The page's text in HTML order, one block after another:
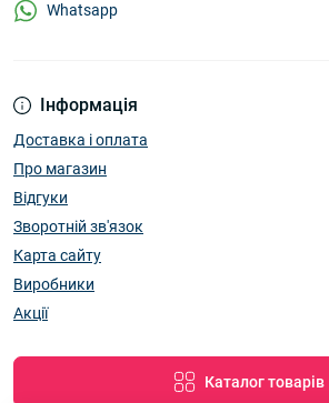
Інформація
Доставка і оплата
Про магазин
Відгуки
Зворотній зв'язок
Карта сайту
Виробники
Акції
Каталог товарів
Whatsapp